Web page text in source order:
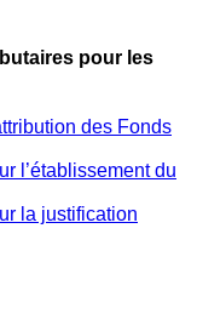
pour les
des Fonds
l’établissement du
la justification